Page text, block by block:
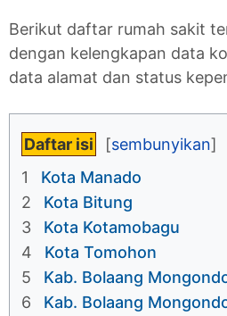
Berikut daftar rumah sakit
dengan kelengkapan data
data alamat dan status
Daftar isi
1
Kota Manado
2
Kota Bitung
3
Kota Kotamobagu
4
Kota Tomohon
5
Kab. Bolaang
6
Kab. Bolaang